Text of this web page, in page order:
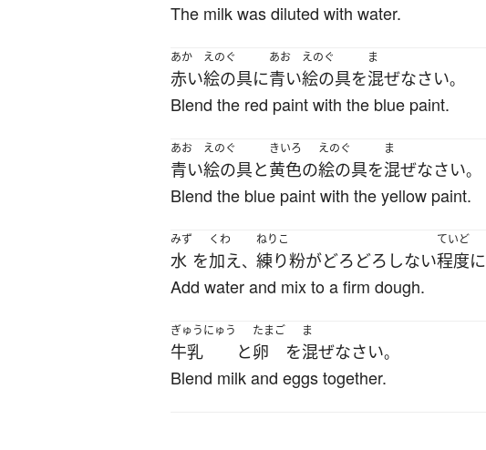
The milk was diluted with water.
あか
赤い
えのぐ
絵の具に
あお
青い
えのぐ
絵の具を
ま
混ぜなさい。
Blend the red paint with the blue paint.
あお
青い
えのぐ
絵の具と
きいろ
黄色の
えのぐ
絵の具を
ま
混ぜなさい。
Blend the blue paint with the yellow paint.
みず
水 を
くわ
加え、
ねりこ
練り粉がどろどろ しない
ていど
程度に
Add water and mix to a firm dough.
ぎゅうにゅう
牛乳 と
たまご
卵 を
ま
混ぜなさい。
Blend milk and eggs together.